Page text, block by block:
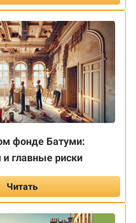
фонде Батуми:
главные риски
Читать